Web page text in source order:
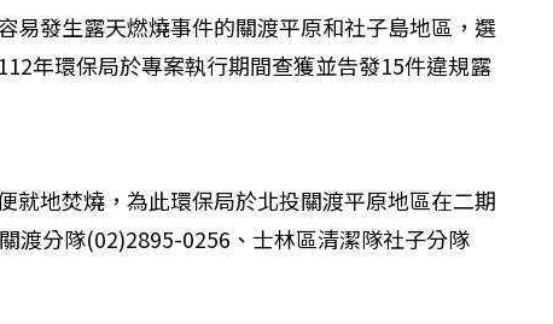
易發生露天燃燒事件的關渡平原和社子島地區，選
年環保局於專案執行期間查獲並告發15件違規露
就地焚燒，為此環保局於北投關渡平原地區在二期
渡分隊(02)2895-0256、士林區清潔隊社子分隊